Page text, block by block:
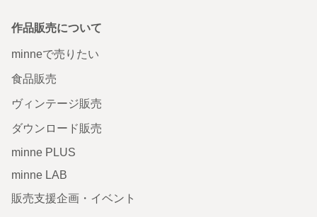
作品販売について
minneで売りたい
食品販売
ヴィンテージ販売
ダウンロード販売
minne PLUS
minne LAB
販売支援企画・イベント